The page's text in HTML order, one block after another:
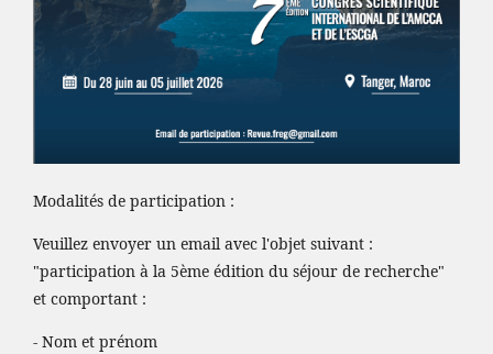
Modalités de participation :
Veuillez envoyer un email avec l'objet suivant :
"participation à la 5ème édition du séjour de recherche"
et comportant :
- Nom et prénom